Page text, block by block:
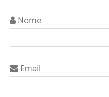
Nome
Email